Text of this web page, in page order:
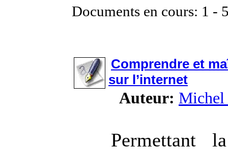
Documents en cours: 1 -
Comprendre et
sur l’internet
Auteur:
Permettant